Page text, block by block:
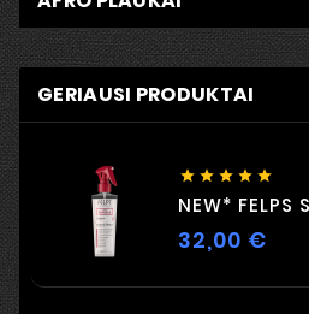
GERIAUSI PRODUKTAI
    
32,00 €Kaina